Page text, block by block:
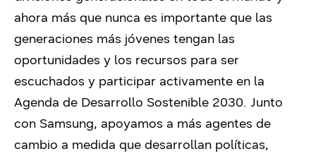
ahora más que nunca es importante que las
generaciones más jóvenes tengan las
oportunidades y los recursos para ser
escuchados y participar activamente en la
Agenda de Desarrollo Sostenible 2030. Junto
con Samsung, apoyamos a más agentes de
cambio a medida que desarrollan políticas,